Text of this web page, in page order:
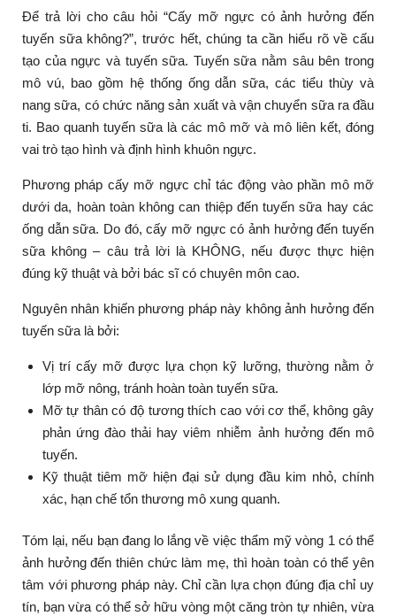
Để trả lời cho câu hỏi “Cấy mỡ ngực có ảnh hưởng đến
tuyến sữa không?”, trước hết, chúng ta cần hiểu rõ về cấu
tạo của ngực và tuyến sữa. Tuyến sữa nằm sâu bên trong
mô vú, bao gồm hệ thống ống dẫn sữa, các tiểu thùy và
nang sữa, có chức năng sản xuất và vận chuyển sữa ra đầu
ti. Bao quanh tuyến sữa là các mô mỡ và mô liên kết, đóng
vai trò tạo hình và định hình khuôn ngực.
Phương pháp cấy mỡ ngực chỉ tác động vào phần mô mỡ
dưới da, hoàn toàn không can thiệp đến tuyến sữa hay các
ống dẫn sữa. Do đó, cấy mỡ ngực có ảnh hưởng đến tuyến
sữa không – câu trả lời là KHÔNG, nếu được thực hiện
đúng kỹ thuật và bởi bác sĩ có chuyên môn cao.
Nguyên nhân khiến phương pháp này không ảnh hưởng đến
tuyến sữa là bởi:
Vị trí cấy mỡ được lựa chọn kỹ lưỡng, thường nằm ở
lớp mỡ nông, tránh hoàn toàn tuyến sữa.
Mỡ tự thân có độ tương thích cao với cơ thể, không gây
phản ứng đào thải hay viêm nhiễm ảnh hưởng đến mô
tuyến.
Kỹ thuật tiêm mỡ hiện đại sử dụng đầu kim nhỏ, chính
xác, hạn chế tổn thương mô xung quanh.
Tóm lại, nếu bạn đang lo lắng về việc thẩm mỹ vòng 1 có thể
ảnh hưởng đến thiên chức làm mẹ, thì hoàn toàn có thể yên
tâm với phương pháp này. Chỉ cần lựa chọn đúng địa chỉ uy
tín, bạn vừa có thể sở hữu vòng một căng tròn tự nhiên, vừa